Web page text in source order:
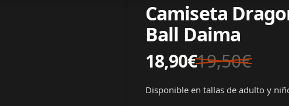
Camiseta
Ball Daima
19,50€
18,90€
Disponible en tallas de adulto y